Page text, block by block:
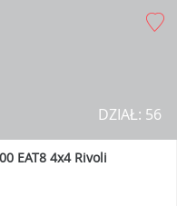
DZIAŁ: 56
EAT8 4x4 Rivoli